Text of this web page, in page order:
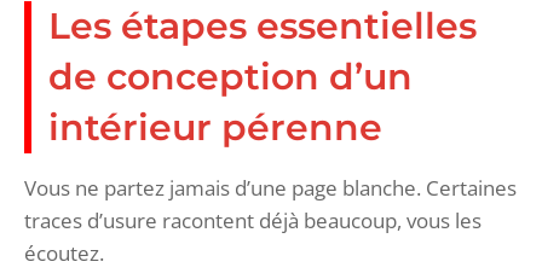
Les étapes essentielles
de conception d’un
intérieur pérenne
Vous ne partez jamais d’une page blanche. Certaines
traces d’usure racontent déjà beaucoup, vous les
écoutez.